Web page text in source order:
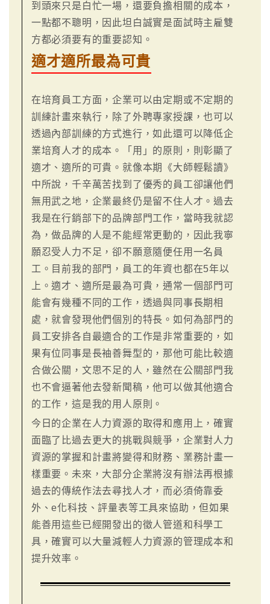
到頭來只是白忙一場，還要負擔相關的成本，
一點都不聰明，因此坦白誠實是面試時主雇雙
方都必須要有的重要認知。
適才適所最為可貴
在培育員工方面，企業可以由定期或不定期的
訓練計畫來執行，除了外聘專家授課，也可以
透過內部訓練的方式進行，如此還可以降低企
業培育人才的成本。「用」的原則，則彰顯了
適才、適所的可貴。就像本期《大師輕鬆讀》
中所說，千辛萬苦找到了優秀的員工卻讓他們
無用武之地，企業最終仍是留不住人才。過去
我是在行銷部下的品牌部門工作，當時我就認
為，做品牌的人是不能經常更動的，因此我寧
願忍受人力不足，卻不願意隨便任用一名員
工。目前我的部門，員工的年資也都在5年以
上。適才、適所是最為可貴，通常一個部門可
能會有幾種不同的工作，透過與同事長期相
處，就會發現他們個別的特長。如何為部門的
員工安排各自最適合的工作是非常重要的，如
果有位同事是長袖善舞型的，那他可能比較適
合做公關，文思不足的人，雖然在公關部門我
也不會逼著他去發新聞稿，他可以做其他適合
的工作，這是我的用人原則。
今日的企業在人力資源的取得和應用上，確實
面臨了比過去更大的挑戰與競爭，企業對人力
資源的掌握和計畫將變得和財務、業務計畫一
樣重要。未來，大部分企業將沒有辦法再根據
過去的傳統作法去尋找人才，而必須倚靠委
外、e化科技、評量表等工具來協助，但如果
能善用這些已經開發出的徵人管道和科學工
具，確實可以大量減輕人力資源的管理成本和
提升效率。